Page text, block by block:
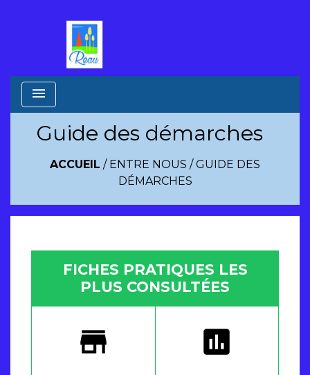
menu
Guide des démarches
ACCUEIL / ENTRE NOUS /GUIDE DES
DÉMARCHES
FICHES PRATIQUES LES
PLUS CONSULTÉES
store assessment